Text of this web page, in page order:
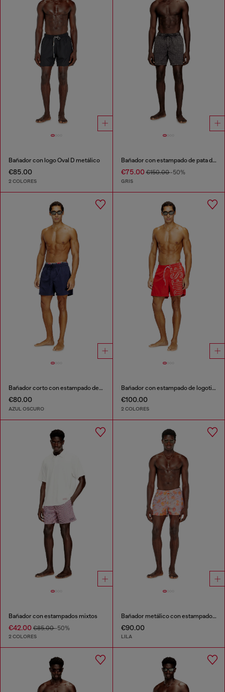
Bañador con logo Oval D metálico
€85.00
2 COLORES
Bañador con estampado de pata de gallo desvaído
€75.00€150.00-50%
GRIS
Bañador corto con estampado del logotipo
€80.00
AZUL OSCURO
Bañador con estampado de logotipo oversize
€100.00
2 COLORES
Bañador con estampados mixtos
€42.00 €85.00-50%
2 COLORES
Bañador metálico con estampado floral
€90.00
LILA